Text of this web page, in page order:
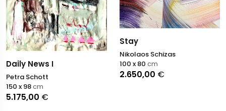
Daily News I
Petra Schott
5.175,00 €
150 x 98cm
Stay
Nikolaos Schizas
2.650,00 €
100 x 80 cm